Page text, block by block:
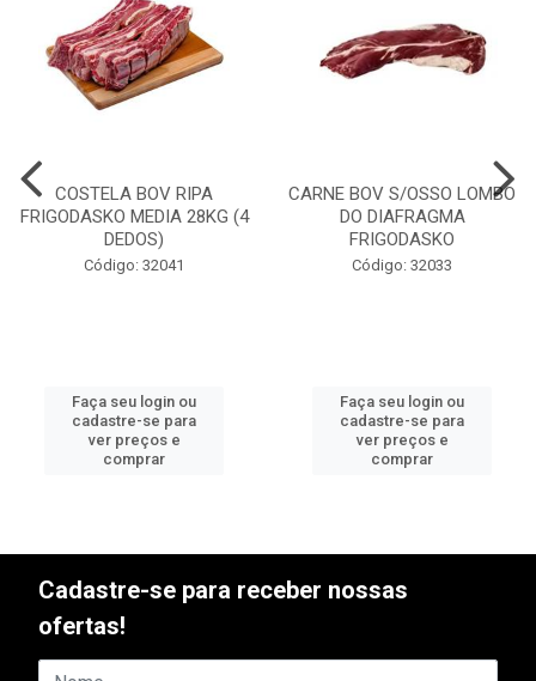
COSTELA BOV RIPA
FRIGODASKO MEDIA 28KG (4
DEDOS)
Código: 32041
Faça seu login ou
cadastre-se para
ver preços e
comprar
CARNE BOV S/OSSO LOMBO
DO DIAFRAGMA
FRIGODASKO
Código: 32033
Faça seu login ou
cadastre-se para
ver preços e
comprar
Cadastre-se para receber nossas
ofertas!